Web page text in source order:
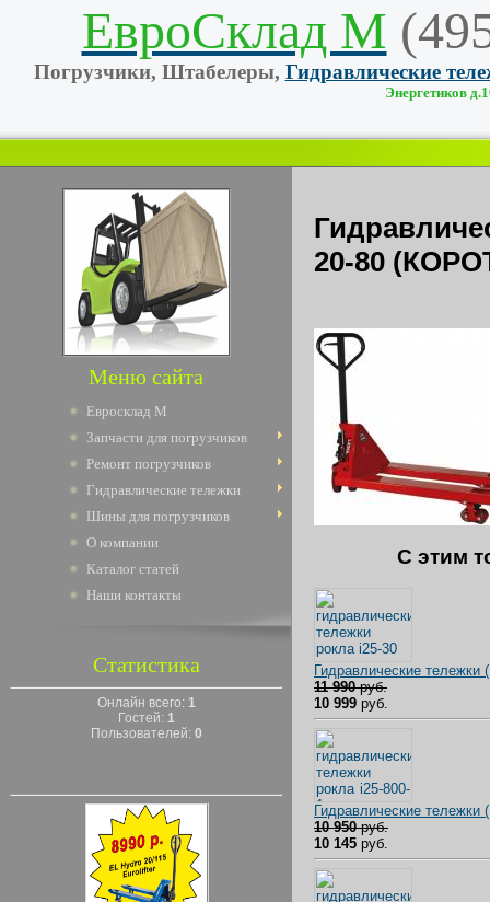
ЕвроСклад М
Погрузчики, Штабелеры, Гидравлические
Энергетиков
Меню сайта
Евросклад М
Запчасти для погрузчиков
Ремонт погрузчиков
Гидравлические тележки
Шины для погрузчиков
О компании
Каталог статей
Наши контакты
Статистика
Онлайн всего: 1
Гостей: 1
Пользователей: 0
20-80
C этим
Гидравлические
11 990руб.
10 999 руб.
Гидравлические
10 950руб.
10 145 руб.